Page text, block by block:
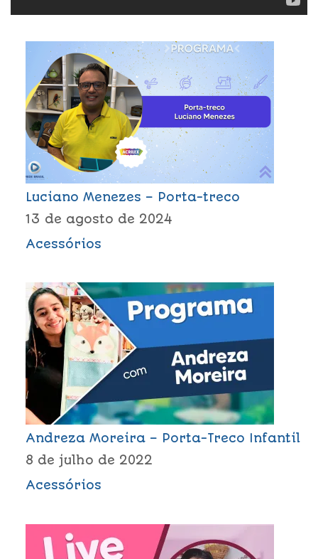
Luciano Menezes – Porta-treco
13 de agosto de 2024
Acessórios
Andreza Moreira – Porta-Treco Infantil
8 de julho de 2022
Acessórios